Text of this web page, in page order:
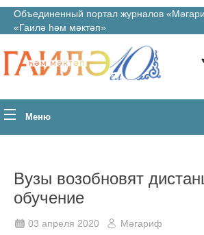
Объединенный портал журналов
«Гаилә һәм мәктәп»
Меню
Вузы возобновят
обучение
03 апреля 2020 Мәгариф